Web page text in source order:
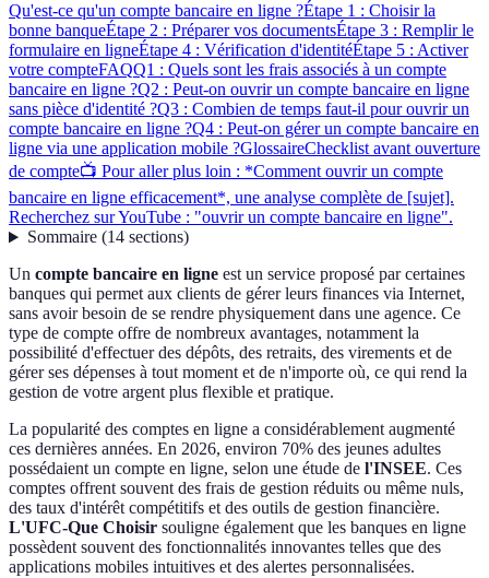
Qu'est-ce qu'un compte bancaire en ligne ?Étape 1 : Choisir la
bonne banqueÉtape 2 : Préparer vos documentsÉtape 3 : Remplir le
formulaire en ligneÉtape 4 : Vérification d'identitéÉtape 5 : Activer
votre compteFAQQ1 : Quels sont les frais associés à un compte
bancaire en ligne ?Q2 : Peut-on ouvrir un compte bancaire en ligne
sans pièce d'identité ?Q3 : Combien de temps faut-il pour ouvrir un
compte bancaire en ligne ?Q4 : Peut-on gérer un compte bancaire en
ligne via une application mobile ?GlossaireChecklist avant ouverture
de compte📺 Pour aller plus loin : *Comment ouvrir un compte
bancaire en ligne efficacement*, une analyse complète de [sujet].
Recherchez sur YouTube : "ouvrir un compte bancaire en ligne".
Sommaire(14 sections)
Un compte bancaire en ligne est un service proposé par certaines
banques qui permet aux clients de gérer leurs finances via Internet,
sans avoir besoin de se rendre physiquement dans une agence. Ce
type de compte offre de nombreux avantages, notamment la
possibilité d'effectuer des dépôts, des retraits, des virements et de
gérer ses dépenses à tout moment et de n'importe où, ce qui rend la
gestion de votre argent plus flexible et pratique.
La popularité des comptes en ligne a considérablement augmenté
ces dernières années. En 2026, environ 70% des jeunes adultes
possédaient un compte en ligne, selon une étude de l'INSEE. Ces
comptes offrent souvent des frais de gestion réduits ou même nuls,
des taux d'intérêt compétitifs et des outils de gestion financière.
L'UFC-Que Choisir souligne également que les banques en ligne
possèdent souvent des fonctionnalités innovantes telles que des
applications mobiles intuitives et des alertes personnalisées.